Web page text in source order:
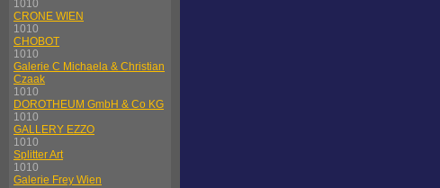
1010
CRONE WIEN
1010
CHOBOT
1010
Galerie C Michaela & Christian
Czaak
1010
DOROTHEUM GmbH & Co KG
1010
GALLERY EZZO
1010
Splitter Art
1010
Galerie Frey Wien